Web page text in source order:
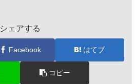
シェアする
Facebook はてブ
コピー